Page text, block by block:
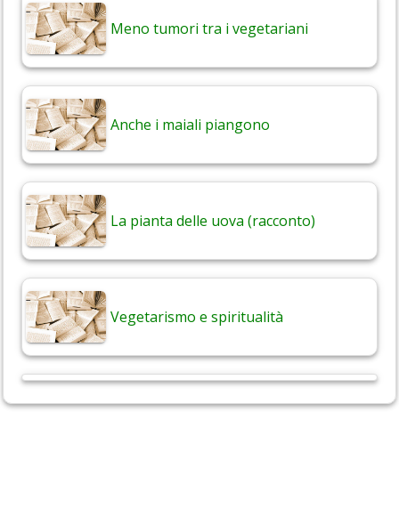
Meno tumori tra i vegetariani
Anche i maiali piangono
La pianta delle uova (racconto)
Vegetarismo e spiritualità